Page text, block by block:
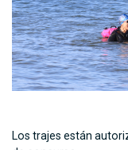
Los trajes están